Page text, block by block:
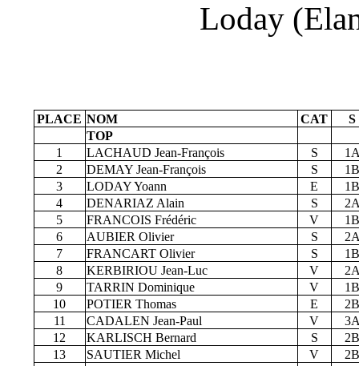
Loday
PLACE NOM CAT
S
TOP
1
LACHAUD Jean-François S
2
DEMAY Jean-François S
1B
3
LODAY Yoann E
1B
4
DENARIAZ Alain S
5
FRANCOIS Frédéric V
1B
6
AUBIER Olivier S
7
FRANCART Olivier S
1B
8
KERBIRIOU Jean-Luc V
9
TARRIN Dominique V
1B
10
POTIER Thomas E
2B
11
CADALEN Jean-Paul V
12
KARLISCH Bernard S
2B
13
SAUTIER Michel V
2B